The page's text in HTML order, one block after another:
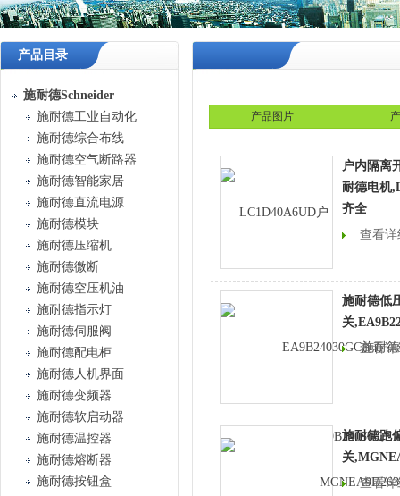
产品目录
施耐德Schneider
施耐德工业自动化
施耐德综合布线
施耐德空气断路器
施耐德智能家居
施耐德直流电源
施耐德模块
施耐德压缩机
施耐德微断
施耐德空压机油
施耐德指示灯
施耐德伺服阀
施耐德配电柜
施耐德人机界面
施耐德变频器
施耐德软启动器
施耐德温控器
施耐德熔断器
施耐德按钮盒
产品图片
户内隔离
耐德电机
齐全
查看
施耐德低
关
查看
施耐德跑
关
查看